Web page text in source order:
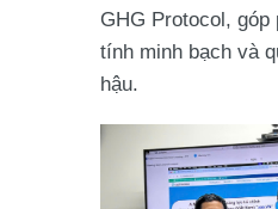
GHG Protocol, góp
tính minh bạch và
hậu.